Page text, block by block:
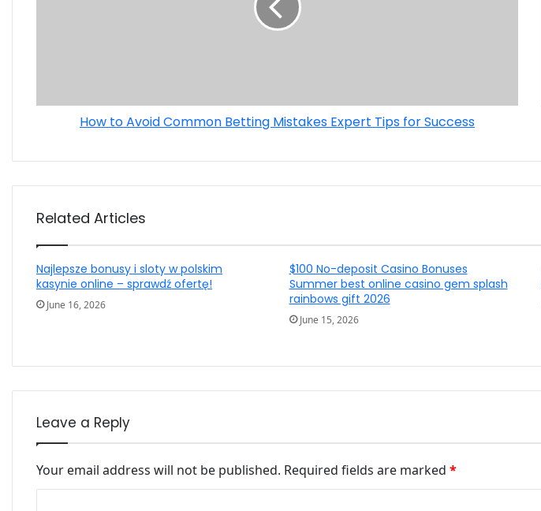
How to Avoid Common Betting Mistakes Expert Tips for Success
Related Articles
Najlepsze bonusy i sloty w polskim
kasynie online – sprawdź ofertę!
June 16, 2026
$100 No-deposit Casino Bonuses
Summer best online casino gem splash
rainbows gift 2026
June 15, 2026
Leave a Reply
Your email address will not be published. Required fields are marked *